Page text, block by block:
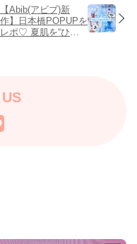
【Abib(アビブ)新
作】日本橋POPUPを
レポ♡ 夏肌を“ひやう